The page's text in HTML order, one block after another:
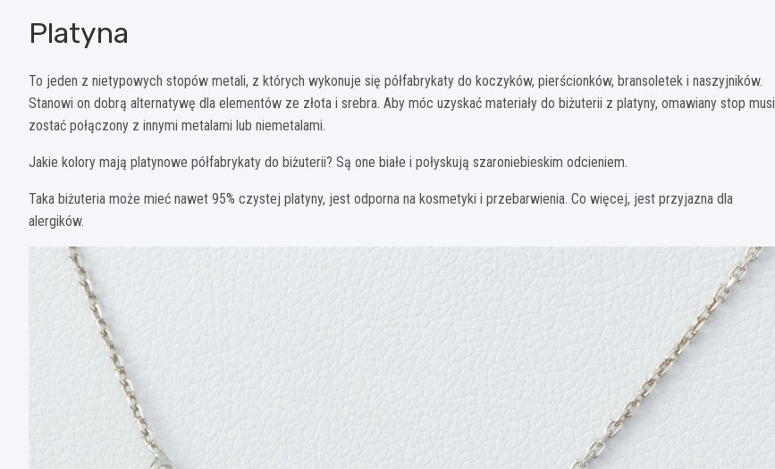
Platyna
To jeden z nietypowych stopów metali, z których wykonuje się półfabrykaty do koczyków, pierścionków, bransoletek i naszyjników.
Stanowi on dobrą alternatywę dla elementów ze złota i srebra. Aby móc uzyskać materiały do biżuterii z platyny, omawiany stop musi
zostać połączony z innymi metalami lub niemetalami.
Jakie kolory mają platynowe półfabrykaty do biżuterii? Są one białe i połyskują szaroniebieskim odcieniem.
Taka biżuteria może mieć nawet 95% czystej platyny, jest odporna na kosmetyki i przebarwienia. Co więcej, jest przyjazna dla
alergików.